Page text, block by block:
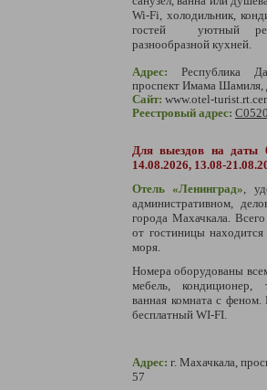
Wi-Fi, холодильник,
гостей уютный
разнообразной кухней.
Адрес: Республика
проспект Имама Шамиля,
Сайт: www.otel-
Реестровый адрес:
Для выездов на даты
14.08.2026, 13.08-
Отель «Ленинград» ,
административном,
города Махачкала.
от гостиницы
моря.
Номера оборудованы
мебель, кондиционер,
ванная комната с феном.
бесплатный WI-FI.
Адрес: г. Махачкала,
57